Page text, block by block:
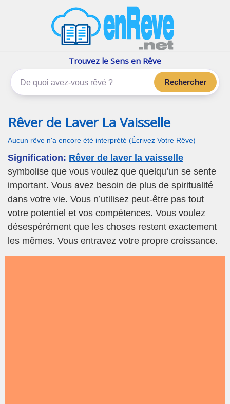
Les rêves, c'est plus que çaTrouvez le Sens en Rêve
Rechercher
Rêver de Laver La Vaisselle
Aucun rêve n'a encore été interprété (Écrivez Votre Rêve)
Signification: Rêver de laver la vaisselle
symbolise que vous voulez que quelqu’un se sente
important. Vous avez besoin de plus de spiritualité
dans votre vie. Vous n’utilisez peut-être pas tout
votre potentiel et vos compétences. Vous voulez
désespérément que les choses restent exactement
les mêmes. Vous entravez votre propre croissance.